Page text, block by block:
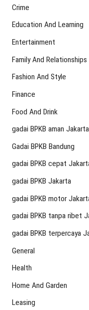
Crime
Education And Learning
Entertainment
Family And Relationships
Fashion And Style
Finance
Food And Drink
gadai BPKB aman Jakarta
Gadai BPKB Bandung
gadai BPKB cepat
gadai BPKB Jakarta
gadai BPKB motor
gadai BPKB tanpa ribet
gadai BPKB terpercaya
General
Health
Home And Garden
Leasing